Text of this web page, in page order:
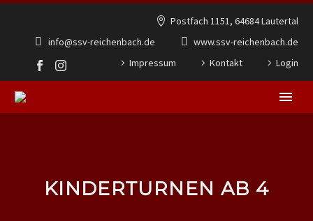
Postfach 1151, 64684 Lautertal
info@ssv-reichenbach.de
www.ssv-reichenbach.de
Impressum
Kontakt Login
KINDERTURNEN AB 4